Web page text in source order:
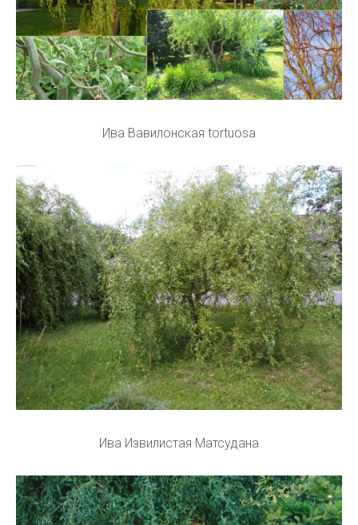
Ива Вавилонская tortuosa
Ива Извилистая Матсудана